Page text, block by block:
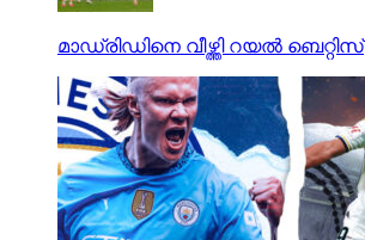
മാഡ്രിഡിനെ വീഴ്ത്തി റയല്‍ ബെറ്റിസ്‌